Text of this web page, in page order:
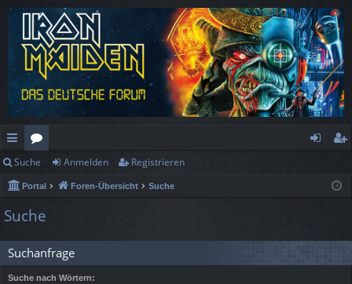
ch
ne
llz
ug
rif
or
en
de
n
ist
re
n
Suche Anmelden Registrieren
Portal Foren-Übersicht Suche
Suche
Suchanfrage
Suche nach Wörtern: